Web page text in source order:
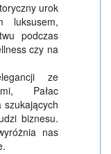
urok
luksusem,
podczas
czy na
ze
Pałac
biznesu.
nas